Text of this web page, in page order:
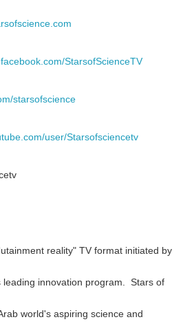
StarsofScienceTV
starsofscience
user/Starsofsciencetv
reality" TV format initiated by
leading innovation program. Stars of
world's aspiring science and